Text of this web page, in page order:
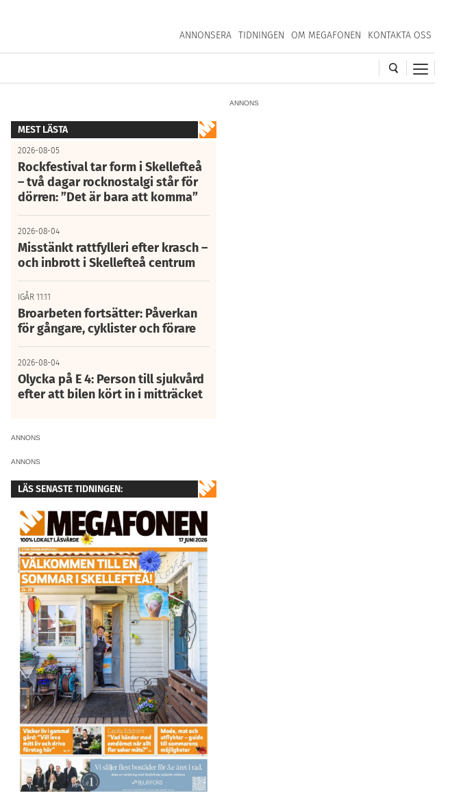
ANNONSERA TIDNINGEN OM MEGAFONEN KONTAKTA OSS
ANNONS
MEST LÄSTA
2026-08-05
Rockfestival tar form i Skellefteå
– två dagar rocknostalgi står för
dörren: ”Det är bara att komma”
2026-08-04
Misstänkt rattfylleri efter krasch –
och inbrott i Skellefteå centrum
IGÅR 11:11
Broarbeten fortsätter: Påverkan
för gångare, cyklister och förare
2026-08-04
Olycka på E 4: Person till sjukvård
efter att bilen kört in i mitträcket
ANNONS
ANNONS
LÄS SENASTE TIDNINGEN: